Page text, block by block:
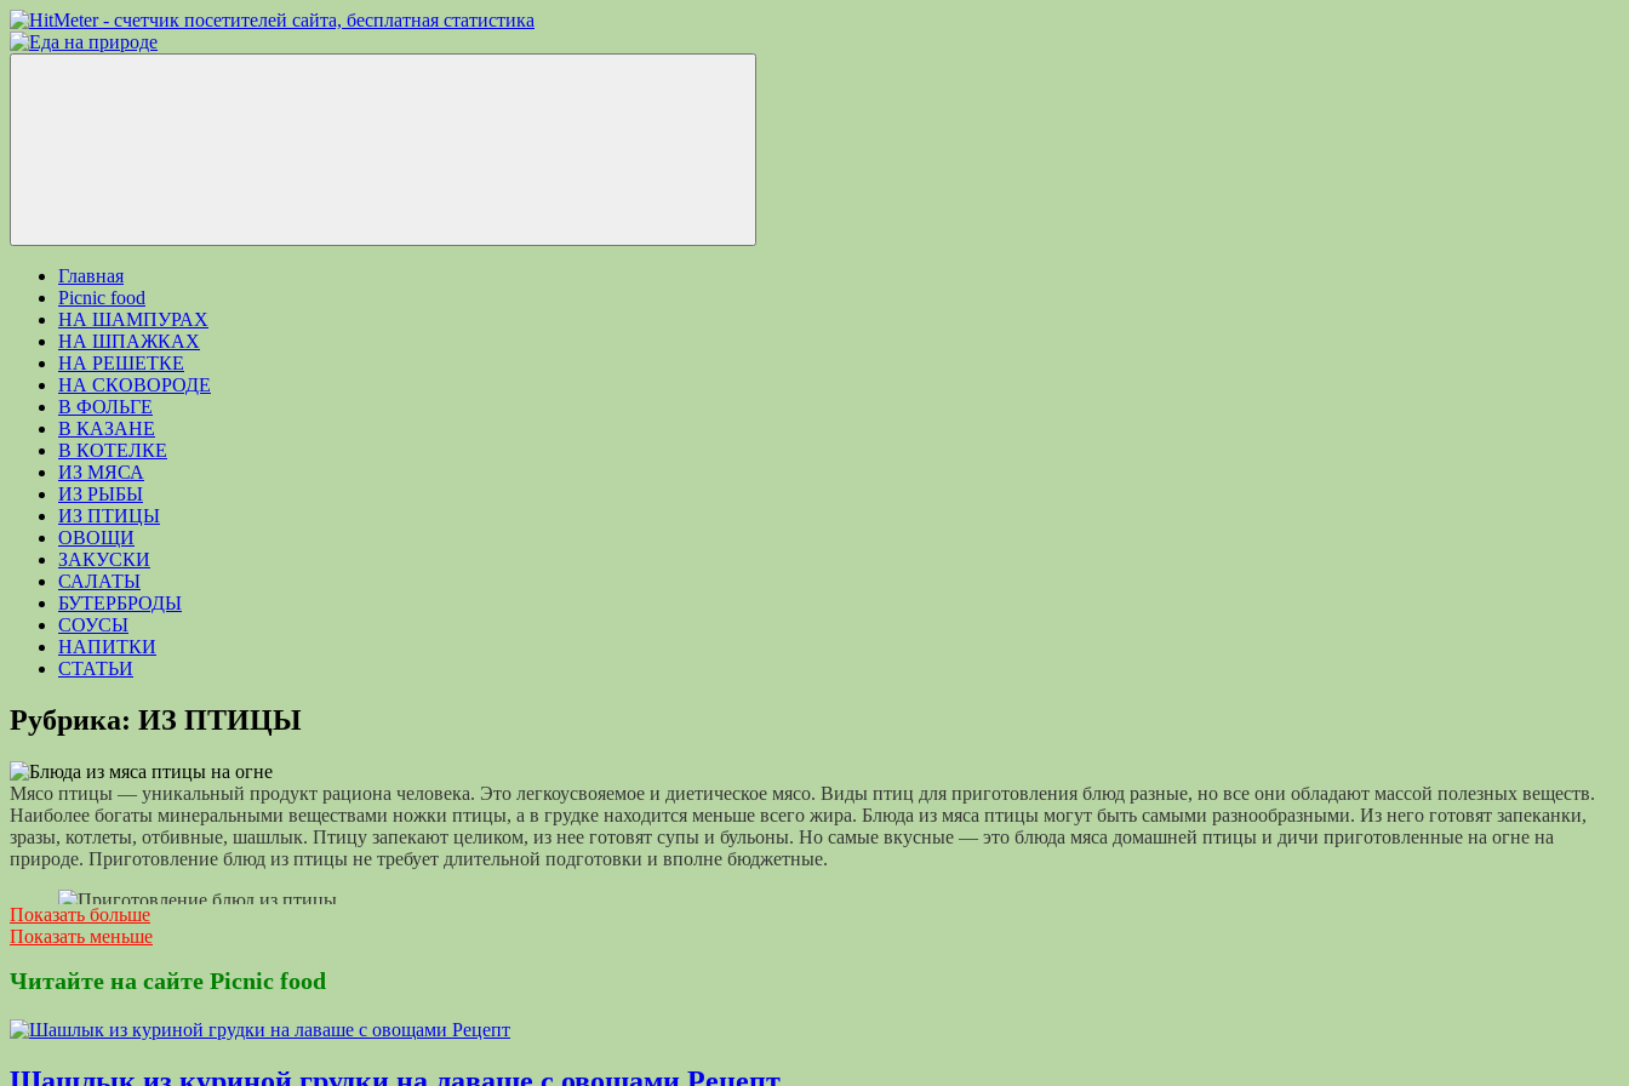
Перейти
к
Меню
Главная
Picnic food
НА ШАМПУРАХ
НА ШПАЖКАХ
НА РЕШЕТКЕ
НА СКОВОРОДЕ
В ФОЛЬГЕ
В КАЗАНЕ
В КОТЕЛКЕ
ИЗ МЯСА
ИЗ РЫБЫ
ИЗ ПТИЦЫ
ОВОЩИ
ЗАКУСКИ
САЛАТЫ
БУТЕРБРОДЫ
СОУСЫ
НАПИТКИ
СТАТЬИ
Рубрика: ИЗ ПТИЦЫ
Мясо птицы — уникальный продукт рациона человека. Это легкоусвояемое и диетическое мясо. Виды птиц для приготовления блюд разные, но все они обладают массой полезных веществ.
Наиболее богаты минеральными веществами ножки птицы, а в грудке находится меньше всего жира. Блюда из мяса птицы могут быть самыми разнообразными. Из него готовят запеканки,
зразы, котлеты, отбивные, шашлык. Птицу запекают целиком, из нее готовят супы и бульоны. Но самые вкусные — это блюда мяса домашней птицы и дичи приготовленные на огне на
природе. Приготовление блюд из птицы не требует длительной подготовки и вполне бюджетные.
Приготовление блюд из птицы
В чем польза блюда из мяса птицы на огне
Мясо птиц — важная составляющая в питании человека. В нем много ценных белков, витаминов, минералов и аминокислот.
Показать больше
Показать меньше
Читайте на сайте Picnic food